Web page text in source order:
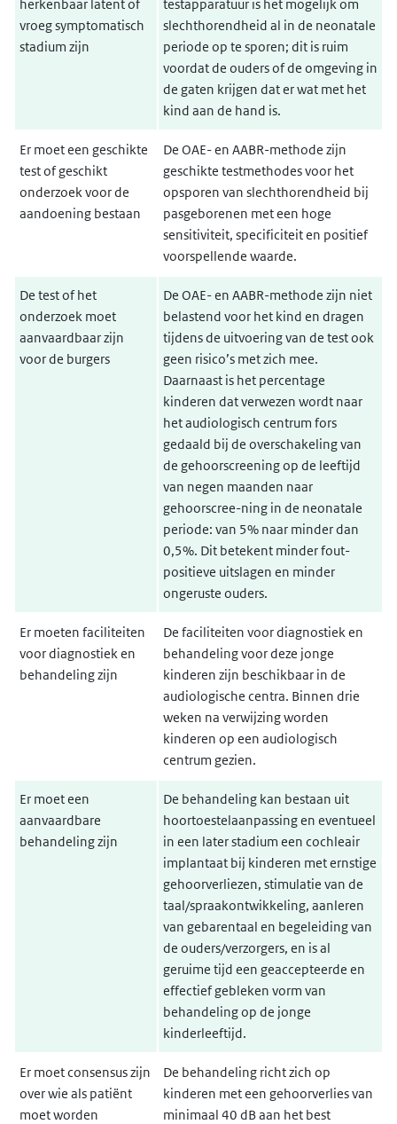
herkenbaar latent of
vroeg symptomatisch
stadium zijn
testapparatuur is het mogelijk om
slechthorendheid al in de neonatale
periode op te sporen; dit is ruim
voordat de ouders of de omgeving in
de gaten krijgen dat er wat met het
kind aan de hand is.
Er moet een geschikte
test of geschikt
onderzoek voor de
aandoening bestaan
De OAE- en AABR-methode zijn
geschikte testmethodes voor het
opsporen van slechthorendheid bij
pasgeborenen met een hoge
sensitiviteit, specificiteit en positief
voorspellende waarde.
De test of het
onderzoek moet
aanvaardbaar zijn
voor de burgers
De OAE- en AABR-methode zijn niet
belastend voor het kind en dragen
tijdens de uitvoering van de test ook
geen risico’s met zich mee.
Daarnaast is het percentage
kinderen dat verwezen wordt naar
het audiologisch centrum fors
gedaald bij de overschakeling van
de gehoorscreening op de leeftijd
van negen maanden naar
gehoorscree-ning in de neonatale
periode: van 5% naar minder dan
0,5%. Dit betekent minder fout-
positieve uitslagen en minder
ongeruste ouders.
Er moeten faciliteiten
voor diagnostiek en
behandeling zijn
De faciliteiten voor diagnostiek en
behandeling voor deze jonge
kinderen zijn beschikbaar in de
audiologische centra. Binnen drie
weken na verwijzing worden
kinderen op een audiologisch
centrum gezien.
Er moet een
aanvaardbare
behandeling zijn
De behandeling kan bestaan uit
hoortoestelaanpassing en eventueel
in een later stadium een cochleair
implantaat bij kinderen met ernstige
gehoorverliezen, stimulatie van de
taal/spraakontwikkeling, aanleren
van gebarentaal en begeleiding van
de ouders/verzorgers, en is al
geruime tijd een geaccepteerde en
effectief gebleken vorm van
behandeling op de jonge
kinderleeftijd.
Er moet consensus zijn
over wie als patiënt
moet worden
De behandeling richt zich op
kinderen met een gehoorverlies van
minimaal 40 dB aan het best